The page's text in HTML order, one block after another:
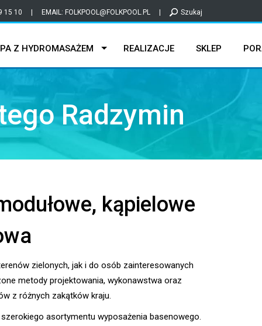
15 10 EMAIL: FOLKPOOL@FOLKPOOL.PL Szukaj
Z HYDROMASAŻEM REALIZACJE SKLEP
Radzymin
kąpielowe
zielonych, jak i do osób zainteresowanych
metody projektowania, wykonawstwa oraz
z różnych zakątków kraju.
asortymentu wyposażenia basenowego.